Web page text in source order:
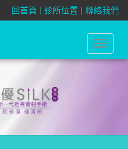
回首頁 | 診所位置 | 聯絡我們
Toggle